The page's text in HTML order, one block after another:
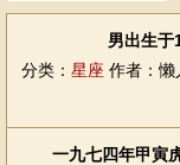
男出生于
分类： 星座 作者：懒
一九七四年甲寅